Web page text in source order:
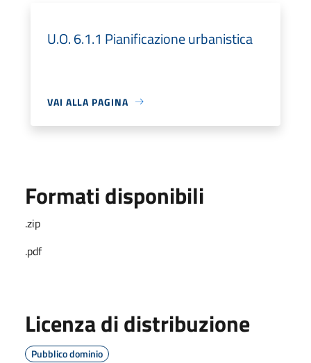
U.O. 6.1.1 Pianificazione urbanistica
VAI ALLA PAGINA
Formati disponibili
.zip
.pdf
Licenza di distribuzione
Pubblico dominio